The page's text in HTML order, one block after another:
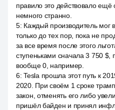
правило это действовало
немного странно.
5: Каждый производитель мог
только до тех пор, пока не
за все время после этого
ступеньками сначала 3 750 $,
вообще 0, например.
6:Tesla прошла этот путь к
2020. При своём 1 сроке
закон, отменять его либо
пришёл байден и принял